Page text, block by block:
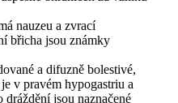
nauzeu a zvrací
břicha jsou známky
a difuzně bolestivé,
v pravém hypogastriu a
jsou naznačené